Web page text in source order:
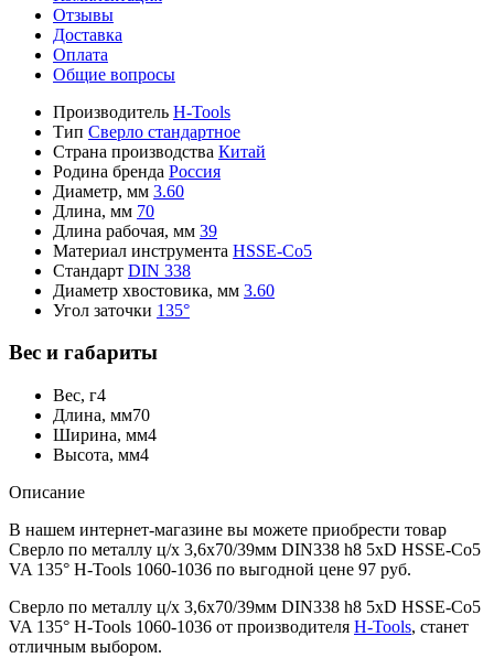
Отзывы
Доставка
Оплата
Общие вопросы
Производитель H-Tools
Тип Сверло стандартное
Страна производства Китай
Родина бренда Россия
Диаметр, мм 3.60
Длина, мм 70
Длина рабочая, мм 39
Материал инструмента HSSE-Co5
Стандарт DIN 338
Диаметр хвостовика, мм 3.60
Угол заточки 135°
Вес и габариты
Вес, г4
Длина, мм70
Ширина, мм4
Высота, мм4
Описание
В нашем интернет-магазине вы можете приобрести товар
Сверло по металлу ц/х 3,6x70/39мм DIN338 h8 5xD HSSE-Co5
VA 135° H-Tools 1060-1036 по выгодной цене 97 руб.
Сверло по металлу ц/х 3,6x70/39мм DIN338 h8 5xD HSSE-Co5
VA 135° H-Tools 1060-1036 от производителя H-Tools, станет
отличным выбором.